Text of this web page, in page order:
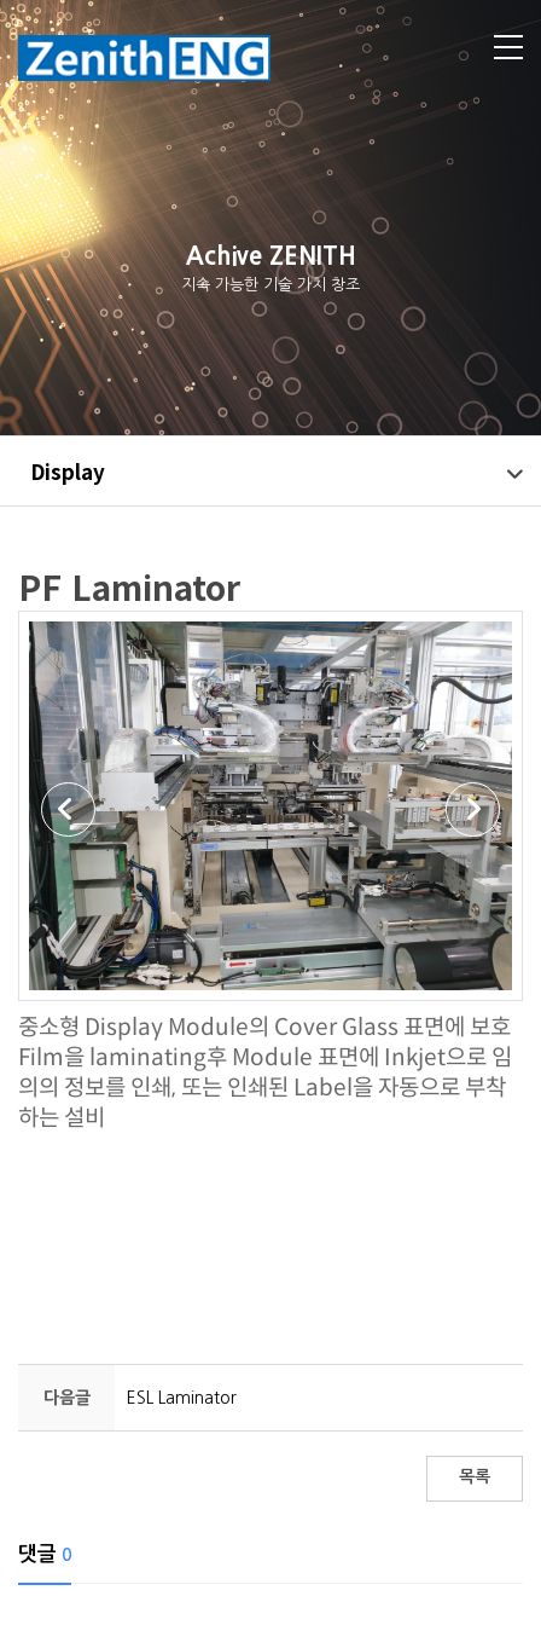
Achive ZENITH
지속 가능한 기술 가치 창조
Display
PF Laminator
Previous Next
중소형 Display Module의 Cover Glass 표면에 보호
Film을 laminating후 Module 표면에 Inkjet으로 임
의의 정보를 인쇄, 또는 인쇄된 Label을 자동으로 부착
하는 설비
다음글 ESL Laminator
목록
댓글 0